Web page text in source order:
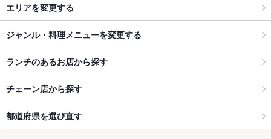
エリアを変更する
ジャンル・料理メニューを変更する
ランチのあるお店から探す
チェーン店から探す
都道府県を選び直す